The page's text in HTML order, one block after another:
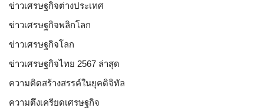
ข่าวเศรษฐกิจต่างประเทศ
ข่าวเศรษฐกิจพลิกโลก
ข่าวเศรษฐกิจโลก
ข่าวเศรษฐกิจไทย 2567 ล่าสุด
ความคิดสร้างสรรค์ในยุคดิจิทัล
ความตึงเครียดเศรษฐกิจ